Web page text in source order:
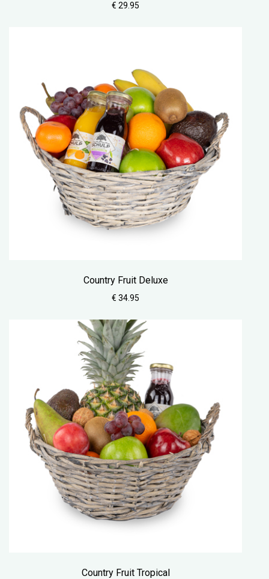
€ 29.95
Country Fruit Deluxe
€ 34.95
Country Fruit Tropical